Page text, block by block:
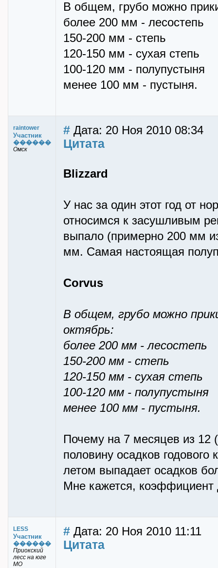
В общем, грубо можно
более 200 мм - лесостепь
150-200 мм - степь
120-150 мм - сухая степь
100-120 мм - полупустыня
менее 100 мм - пустыня.
raintower
Участник
������
Омск
# Дата: 20 Ноя 2010 08:34
Цитата
Blizzard
У нас за один этот год от
относимся к засушливым
выпало (примерно 200 мм
мм. Самая настоящая
Corvus
В общем, грубо можно
октябрь:
более 200 мм - лесостепь
150-200 мм - степь
120-150 мм - сухая степь
100-120 мм - полупустыня
менее 100 мм - пустыня.
Почему на 7 месяцев из 12
половину осадков
летом выпадает осадков
Мне кажется,
LESS
Участник
������
Приокский
лесс на юге
МО
# Дата: 20 Ноя 2010 11:11
Цитата